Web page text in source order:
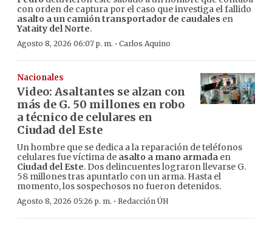
con orden de captura por el caso que investiga el fallido
asalto a un camión transportador de caudales en
Yataity del Norte.
Agosto 8, 2026 06:07 p. m. · Carlos Aquino
Nacionales
Video: Asaltantes se alzan con
más de G. 50 millones en robo
a técnico de celulares en
Ciudad del Este
Un hombre que se dedica a la reparación de teléfonos
celulares fue víctima de asalto a mano armada en
Ciudad del Este. Dos delincuentes lograron llevarse G.
58 millones tras apuntarlo con un arma. Hasta el
momento, los sospechosos no fueron detenidos.
Agosto 8, 2026 05:26 p. m. · Redacción ÚH